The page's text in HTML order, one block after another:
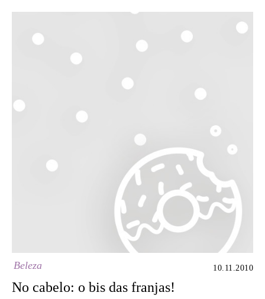
Beleza 10.11.2010
No cabelo: o bis das franjas!